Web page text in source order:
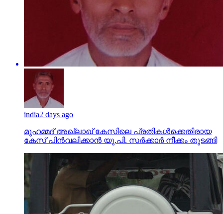
india2 days ago
മുഹമ്മദ് അഖ്‌ലാഖ് കേസിലെ പ്രതികള്‍ക്കെതിരായ
കേസ് പിന്‍വലിക്കാന്‍ യു.പി. സര്‍ക്കാര്‍ നീക്കം തുടങ്ങി